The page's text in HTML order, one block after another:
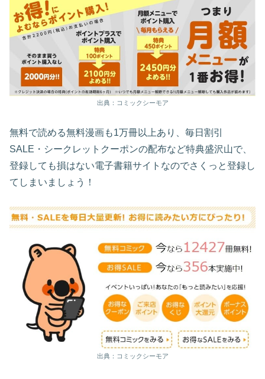
出典：コミックシーモア
無料で読める無料漫画も1万冊以上あり、毎日割引
SALE・シークレットクーポンの配布など特典盛沢山で、
登録しても損はない電子書籍サイトなのでさくっと登録し
てしまいましょう！
出典：コミックシーモア